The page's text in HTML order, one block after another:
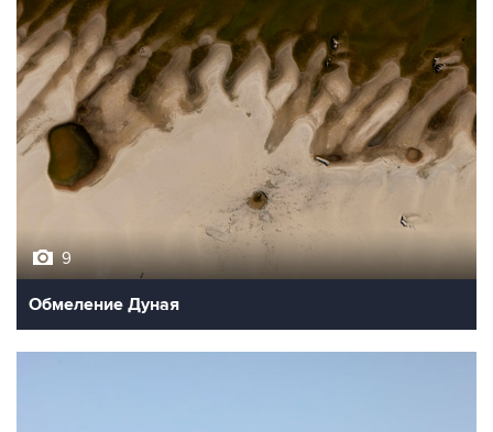
Обмеление Дуная